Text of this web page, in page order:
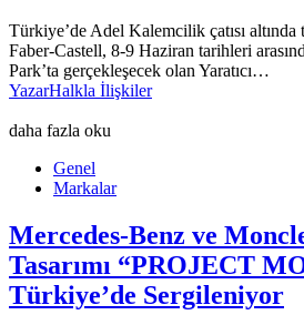
Türkiye’de Adel Kalemcilik çatısı
Faber-Castell, 8-9 Haziran tarihleri
Park’ta gerçekleşecek olan Yaratıcı…
YazarHalkla İlişkiler
daha fazla oku
Genel
Markalar
Mercedes-Benz ve
Tasarımı “PROJECT
Türkiye’de Sergileniyor